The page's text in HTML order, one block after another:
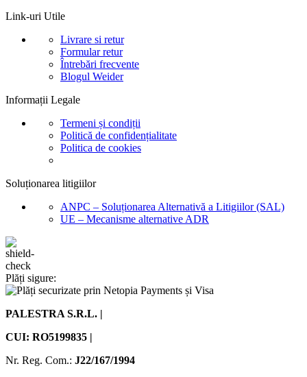
Link-uri Utile
Livrare si retur
Formular retur
Întrebări frecvente
Blogul Weider
Informații Legale
Termeni și condiții
Politică de confidențialitate
Politica de cookies
Soluționarea litigiilor
ANPC – Soluționarea Alternativă a Litigiilor (SAL)
UE – Mecanisme alternative ADR
Plăți sigure:
PALESTRA S.R.L. |
CUI: RO5199835 |
Nr. Reg. Com.: J22/167/1994